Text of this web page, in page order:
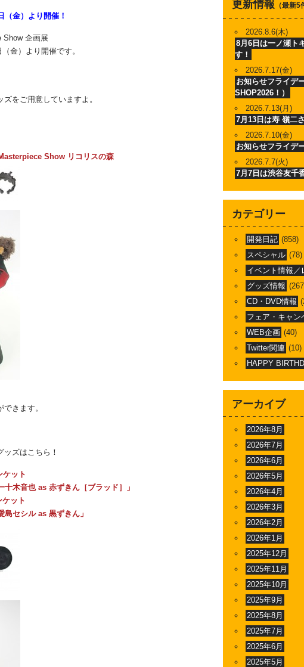
金）より開催！
Show 企画展
（金）より開催です。
をご用意していますよ。
Show リコリスの森
きます。
ズはこちら！
ット
木音也 as 赤ずきん［ブラッド］」
ット
セシル as 黒ずきん」
更新情報 （最新5
2026.8.6(木)
8月6日は一ノ瀬ト
す！
2026.7.17(金)
お知らせフライデ
SHOP2026！）
2026.7.13(月)
7月13日は寿 嶺二
2026.7.10(金)
お知らせフライデ
2026.7.7(火)
7月7日は渋谷友千
カテゴリー
開発日記 (858)
スペシャル (78)
イベント情報／
グッズ情報
CD・DVD情報
フェア・キャン
WEB企画 (40)
Twitter関連 (10)
HAPPY
アーカイブ
2026年8月
2026年7月
2026年6月
2026年5月
2026年4月
2026年3月
2026年2月
2026年1月
2025年12月
2025年11月
2025年10月
2025年9月
2025年8月
2025年7月
2025年6月
2025年5月